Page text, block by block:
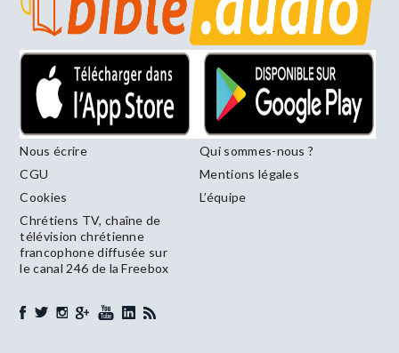
Nous écrire
Qui sommes-nous ?
CGU
Mentions légales
Cookies
L’équipe
Chrétiens TV, chaîne de
télévision chrétienne
francophone diffusée sur
le canal 246 de la Freebox